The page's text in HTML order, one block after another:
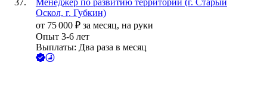
Менеджер по развитию территории (г. Старый
Оскол, г. Губкин)
от 75 000 ₽ за месяц, на руки
Опыт 3-6 лет
Выплаты: Два раза в месяц